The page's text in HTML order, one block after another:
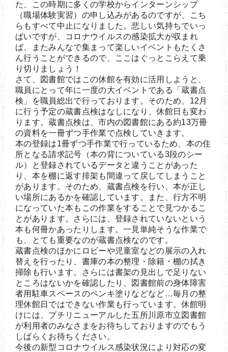
た、この時期に多くの学校からインターンシップ
（職場体験実習）の申し込みがあるのですが、こち
らもすべて中止になりました。悲しい気持ちでいっ
ぱいですが、コロナウイルスの感染拡大が収まれ
ば、またみんなで集まって楽しいイベントもたくさ
ん行うことができるので、ここはぐっとこらえて乗
り切りましょう！
さて、図書館ではこの休館を有効に活用しようと、
職員にとって年に一度の大イベントである「蔵書点
検」を職員総出で行っております。そのため、12月
に行う予定の蔵書点検はなしになり、休館日も変わ
ります。蔵書点検は、市内の図書館にある約13万冊
の資料を一冊ずつ手作業で点検していきます。
本の登録は1冊ずつ手作業で行っているため、本の住
所となる請求記号（本の背についている3段のシー
ル）と登録されているデータと違うことがあった
り、本を棚に返す排架も間違って戻してしまうこと
があります。そのため、蔵書点検を行い、本が正し
い場所にあるかを確認しています。また、行方不明
になっていた本もこの作業をすることで見つかるこ
とがあります。さらには、登録されていないという
本も何冊かあったりします。一見単純そうな作業で
も、とても重要なのが蔵書点検なのです。
蔵書点検のほかにロビーや児童室などの展示の入れ
替えを行ったり、書庫の本の整理・除籍・棚の拭き
掃除も行います。さらには書架の見出しで足りない
ところはないかを確認したり、図書館前の身体障害
者用駐車スペースのペンキ塗りなどなど…毎月の整
理休館日ではできない作業も行っています。休館明
けには、プチリニューアルした五所川原市立図書館
が利用者のみなさまをお待ちしておりますのでもう
しばらくお待ちください。
今後の新型コロナウイルス感染状況により対応の変